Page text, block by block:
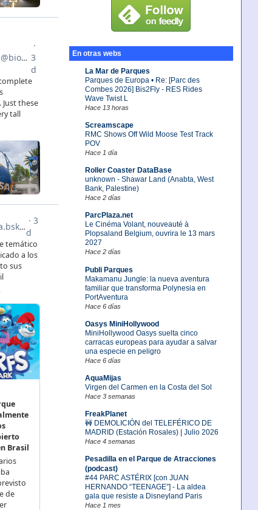
En otras webs
La Mar de Parques
Parques de Europa • Re: [Parc des
Combes 2026] Bis2Fly - RES Rides
Wave Twist L
Hace 13 horas
Screamscape
RMC Shows Off Wild Moose Test Track
POV
Hace 1 día
Roller Coaster DataBase
unknown - Shawar Land (Anabta, West
Bank, Palestine)
Hace 2 días
ParcPlaza.net
Le Cinéma Volant, nouveauté à
Plopsaland Belgium, ouvrira le 13 mars
2027
Hace 2 días
Publi Parques
Makamanu Jungle: la nueva aventura
familiar que transforma Polynesia en
PortAventura
Hace 6 días
Oasys MiniHollywood
MiniHollywood Oasys suelta cinco
carracas europeas para ayudar a salvar
una especie en peligro
Hace 6 días
AquaMijas
Virgen del Carmen en la Costa del Sol
Hace 3 semanas
FreakPlanet
🚧 DEMOLICIÓN del TELEFÉRICO DE
MADRID (Estación Rosales) | Julio 2026
Hace 4 semanas
Pesadilla en el Parque de Atracciones
(podcast)
#44 PARC ASTÉRIX [con JUAN
HERNANDO “TEENAGE”] - La aldea
gala que resiste a Disneyland Paris
Hace 1 mes